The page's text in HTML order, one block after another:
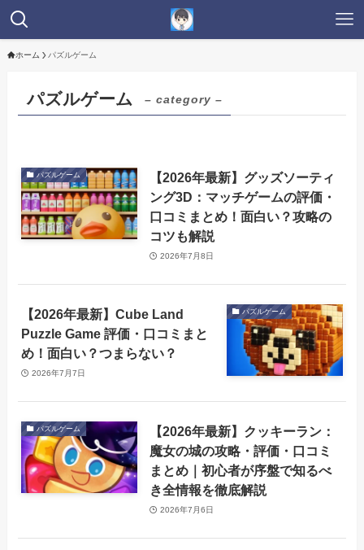
ホーム パズルゲーム
パズルゲーム – category –
パズルゲーム
【2026年最新】グッズソーティ
ング3D：マッチゲームの評価・
口コミまとめ！面白い？攻略の
コツも解説
2026年7月8日
パズルゲーム
【2026年最新】Cube Land
Puzzle Game 評価・口コミまと
め！面白い？つまらない？
2026年7月7日
パズルゲーム
【2026年最新】クッキーラン：
魔女の城の攻略・評価・口コミ
まとめ｜初心者が序盤で知るべ
き全情報を徹底解説
2026年7月6日